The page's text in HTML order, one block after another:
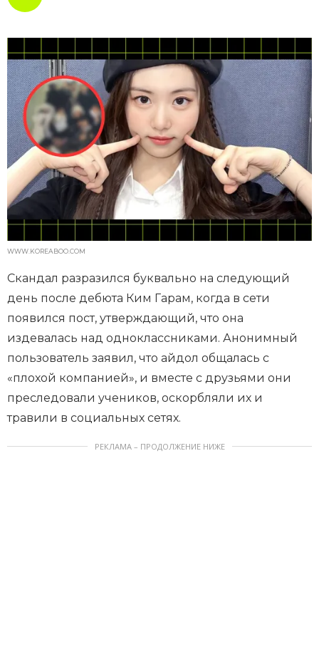
WWW.KOREABOO.COM
Скандал разразился буквально на следующий
день после дебюта Ким Гарам, когда в сети
появился пост, утверждающий, что она
издевалась над одноклассниками. Анонимный
пользователь заявил, что айдол общалась с
«плохой компанией», и вместе с друзьями они
преследовали учеников, оскорбляли их и
травили в социальных сетях.
РЕКЛАМА – ПРОДОЛЖЕНИЕ НИЖЕ